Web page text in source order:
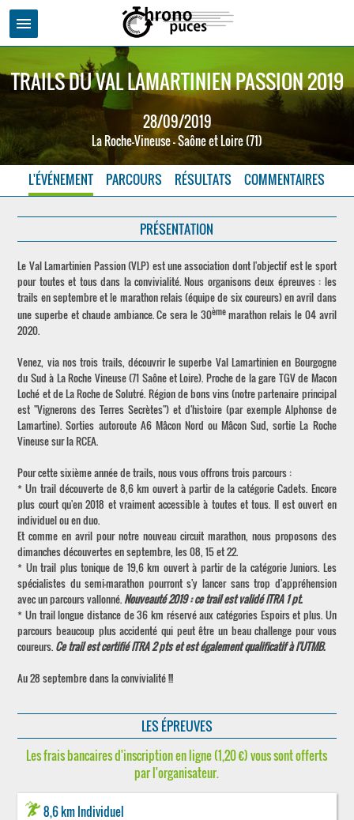
menu
TRAILS DU VAL LAMARTINIEN PASSION 2019
28/09/2019
La Roche-Vineuse - Saône et Loire (71)
L'ÉVÉNEMENT PARCOURS RÉSULTATS COMMENTAIRES
PRÉSENTATION
Le Val Lamartinien Passion (VLP) est une association dont l'objectif est le sport
pour toutes et tous dans la convivialité. Nous organisons deux épreuves : les
trails en septembre et le marathon relais (équipe de six coureurs) en avril dans
une superbe et chaude ambiance. Ce sera le 30èmemarathon relais le 04 avril
2020.
Venez, via nos trois trails, découvrir le superbe Val Lamartinien en Bourgogne
du Sud à La Roche Vineuse (71 Saône et Loire). Proche de la gare TGV de Macon
Loché et de La Roche de Solutré. Région de bons vins (notre partenaire principal
est "Vignerons des Terres Secrètes") et d'histoire (par exemple Alphonse de
Lamartine). Sorties autoroute A6 Mâcon Nord ou Mâcon Sud, sortie La Roche
Vineuse sur la RCEA.
Pour cette sixième année de trails, nous vous offrons trois parcours :
* Un trail découverte de 8,6 km ouvert à partir de la catégorie Cadets. Encore
plus court qu'en 2018 et vraiment accessible à toutes et tous. Il est ouvert en
individuel ou en duo.
Et comme en avril pour notre nouveau circuit marathon, nous proposons des
dimanches découvertes en septembre, les 08, 15 et 22.
* Un trail plus tonique de 19,6 km ouvert à partir de la catégorie Juniors. Les
spécialistes du semi-marathon pourront s'y lancer sans trop d'appréhension
avec un parcours vallonné.Nouveauté 2019 : ce trail est validé ITRA 1 pt.
* Un trail longue distance de 36 km réservé aux catégories Espoirs et plus. Un
parcours beaucoup plus accidenté qui peut être un beau challenge pour vous
coureurs. Ce trail est certifié ITRA 2 pts et est également qualificatif à l'UTMB.
Au 28 septembre dans la convivialité !!!
LES ÉPREUVES
Les frais bancaires d'inscription en ligne (1,20 €) vous sont offerts
par l'organisateur.
8,6 km Individuel